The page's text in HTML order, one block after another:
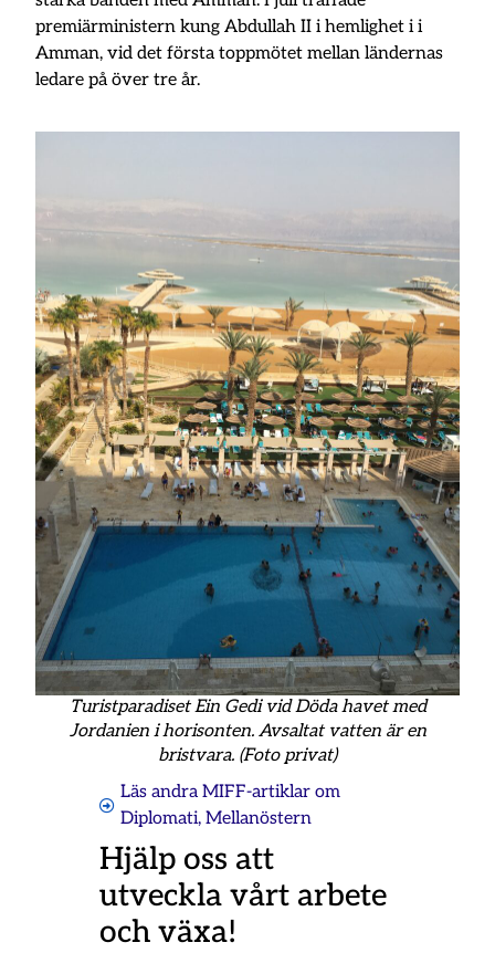
premiärministern kung Abdullah II i hemlighet i i
Amman, vid det första toppmötet mellan ländernas
ledare på över tre år.
Turistparadiset Ein Gedi vid Döda havet med
Jordanien i horisonten. Avsaltat vatten är en
bristvara. (Foto privat)
Läs andra MIFF-artiklar om
Diplomati, Mellanöstern
Hjälp oss att
utveckla vårt arbete
och växa!